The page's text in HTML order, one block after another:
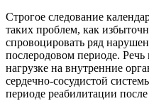
Строгое следование
таких проблем, как
спровоцировать ряд
послеродовом периоде. Речь
нагрузке на внутренние
сердечно-сосудистой
периоде реабилитации